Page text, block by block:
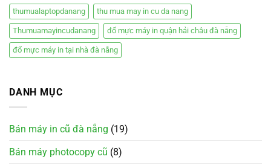
thumualaptopdanang thu mua may in cu da nang
Thumuamayincudanang đổ mực máy in quận hải châu đà nẵng
đổ mực máy in tại nhà đà nẵng
DANH MỤC
Bán máy in cũ đà nẵng (19)
Bán máy photocopy cũ (8)